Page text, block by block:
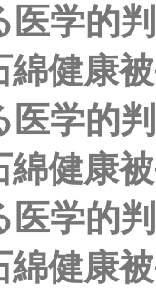
医学的
綿健康
医学的
綿健康
医学的
綿健康